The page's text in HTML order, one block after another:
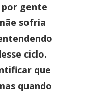
por gente
sofria
ciclo.
que
quando